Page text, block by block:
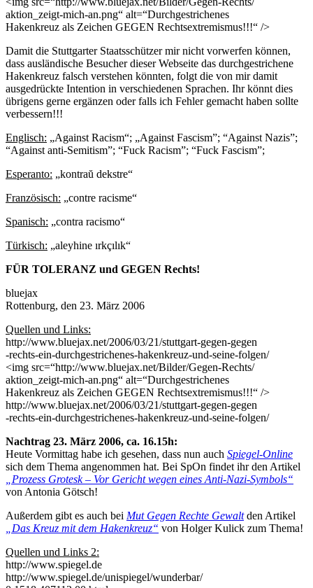
aktion_zeigt-mich-an.png“ alt=“Durchgestrichenes
Hakenkreuz als Zeichen GEGEN Rechtsextremismus!!!“ />
Damit die Stuttgarter Staatsschützer mir nicht vorwerfen können,
dass ausländische Besucher dieser Webseite das durchgestrichene
Hakenkreuz falsch verstehen könnten, folgt die von mir damit
ausgedrückte Intention in verschiedenen Sprachen. Ihr könnt dies
übrigens gerne ergänzen oder falls ich Fehler gemacht haben sollte
verbessern!!!
Englisch: „Against Racism“; „Against Fascism”; “Against Nazis”;
“Against anti-Semitism”; “Fuck Racism”; “Fuck Fascism”;
Esperanto: „kontraŭ dekstre“
Französisch: „contre racisme“
Spanisch: „contra racismo“
Türkisch: „aleyhine ırkçılık“
FÜR TOLERANZ und GEGEN Rechts!
bluejax
Rottenburg, den 23. März 2006
Quellen und Links:
http://www.bluejax.net/2006/03/21/stuttgart-gegen-gegen
-rechts-ein-durchgestrichenes-hakenkreuz-und-seine-folgen/
<img src=“http://www.bluejax.net/Bilder/Gegen-Rechts/
aktion_zeigt-mich-an.png“ alt=“Durchgestrichenes
Hakenkreuz als Zeichen GEGEN Rechtsextremismus!!!“ />
http://www.bluejax.net/2006/03/21/stuttgart-gegen-gegen
-rechts-ein-durchgestrichenes-hakenkreuz-und-seine-folgen/
Nachtrag 23. März 2006, ca. 16.15h:
Heute Vormittag habe ich gesehen, dass nun auch Spiegel-Online
sich dem Thema angenommen hat. Bei SpOn findet ihr den Artikel
„Prozess Grotesk – Vor Gericht wegen eines Anti-Nazi-Symbols“
von Antonia Götsch!
Außerdem gibt es auch bei Mut Gegen Rechte Gewaltden Artikel
„Das Kreuz mit dem Hakenkreuz“ von Holger Kulick zum Thema!
Quellen und Links 2:
http://www.spiegel.de
http://www.spiegel.de/unispiegel/wunderbar/